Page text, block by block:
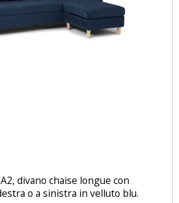
divano chaise longue con
o a sinistra in velluto blu.